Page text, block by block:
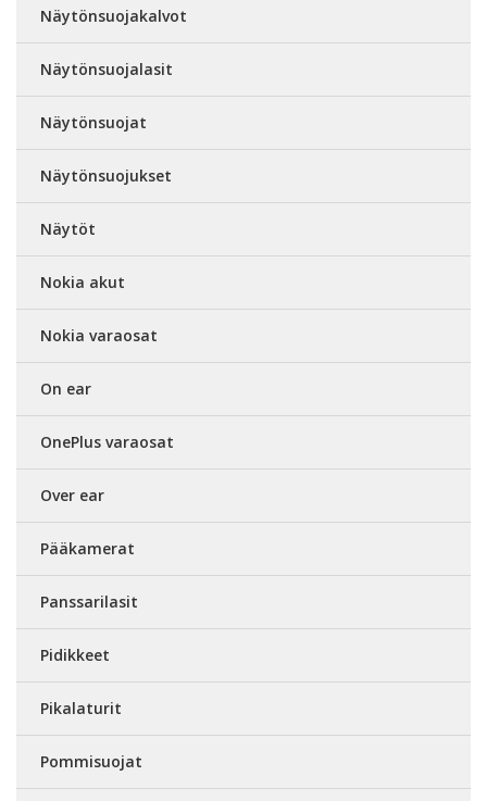
Näytönsuojakalvot
Näytönsuojalasit
Näytönsuojat
Näytönsuojukset
Näytöt
Nokia akut
Nokia varaosat
On ear
OnePlus varaosat
Over ear
Pääkamerat
Panssarilasit
Pidikkeet
Pikalaturit
Pommisuojat